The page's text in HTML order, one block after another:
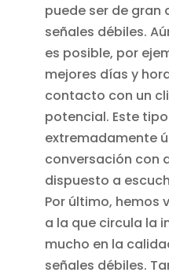
puede ser de
señales débiles.
es posible, por
mejores días y
contacto con un
potencial. Este
extremadamente
conversación con
dispuesto a
Por último, hemos
a la que circula la
mucho en la
señales débiles.